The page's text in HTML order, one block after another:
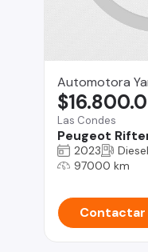
Automotora
Las Condes
Peugeot
2023 Diesel
97000 km
Contactar